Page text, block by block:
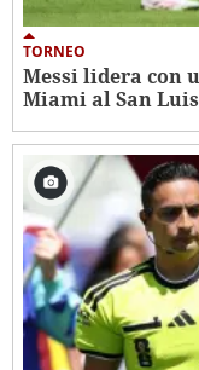
TORNEO
Messi lidera con
Miami al San